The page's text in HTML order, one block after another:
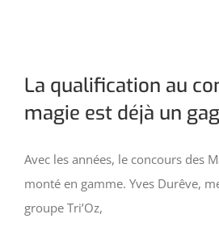
La qualification au
magie est déjà un
Avec les années, le concours des
monté en gamme. Yves Durêve,
groupe Tri’Oz,